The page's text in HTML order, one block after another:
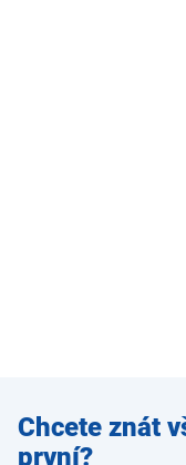
Zadejte
e-mail
Chcete znát
první?